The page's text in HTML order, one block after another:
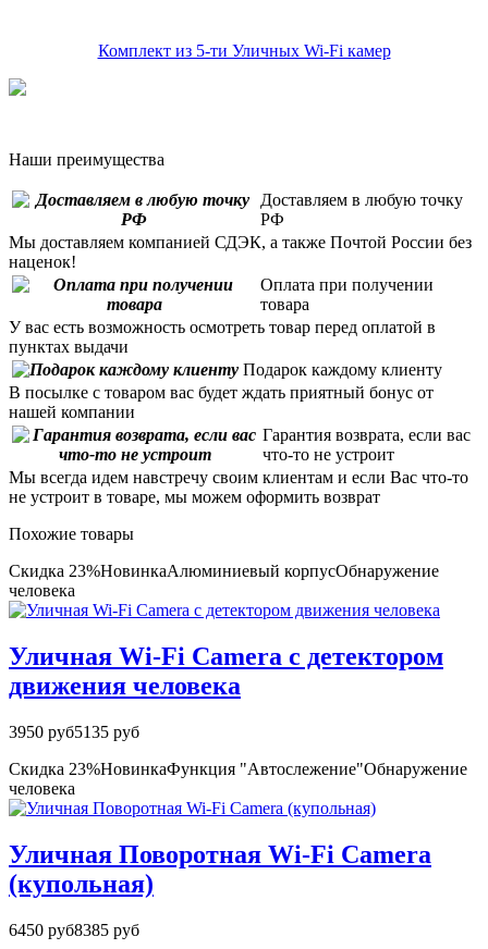
Комплект из 5-ти Уличных Wi-Fi камер
Наши преимущества
Доставляем в любую точку
РФ
Мы доставляем компанией СДЭК, а также Почтой России без
наценок!
Оплата при получении
товара
У вас есть возможность осмотреть товар перед оплатой в
пунктах выдачи
Подарок каждому клиенту
В посылке с товаром вас будет ждать приятный бонус от
нашей компании
Гарантия возврата, если вас
что-то не устроит
Мы всегда идем навстречу своим клиентам и если Вас что-то
не устроит в товаре, мы можем оформить возврат
Похожие товары
Скидка 23%НовинкаАлюминиевый корпусОбнаружение
человека
Уличная Wi-Fi Camera с детектором
движения человека
3950 руб5135 руб
Скидка 23%НовинкаФункция "Автослежение"Обнаружение
человека
Уличная Поворотная Wi-Fi Camera
(купольная)
6450 руб8385 руб